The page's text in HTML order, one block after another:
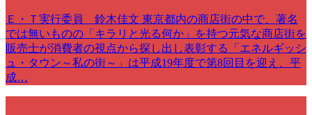
Ｅ・Ｔ実行委員 鈴木佳文 東京都内の商店街の中で、著名
では無いものの「キラリと光る何か」を持つ元気な商店街を
販売士が消費者の視点から探し出し表彰する「エネルギッシ
ュ・タウン～私の街～」は平成19年度で第8回目を迎え、平
成…